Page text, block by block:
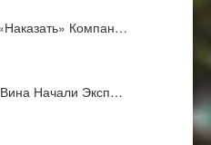
Компан…
Вина Начали Эксп…